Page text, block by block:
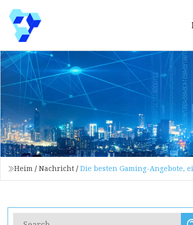
Heim / Nachricht / Die besten Gaming-Angebote,